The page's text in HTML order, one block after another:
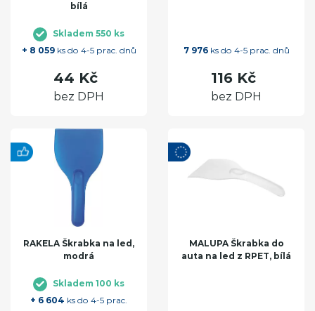
bílá
Skladem 550 ks
+ 8 059ks do 4-5 prac. dnů
44 Kč
bez DPH
7 976ks do 4-5 prac. dnů
116 Kč
bez DPH
RAKELA Škrabka na led,
modrá
Skladem 100 ks
+ 6 604 ks do 4-5 prac.
MALUPA Škrabka do
auta na led z RPET, bílá